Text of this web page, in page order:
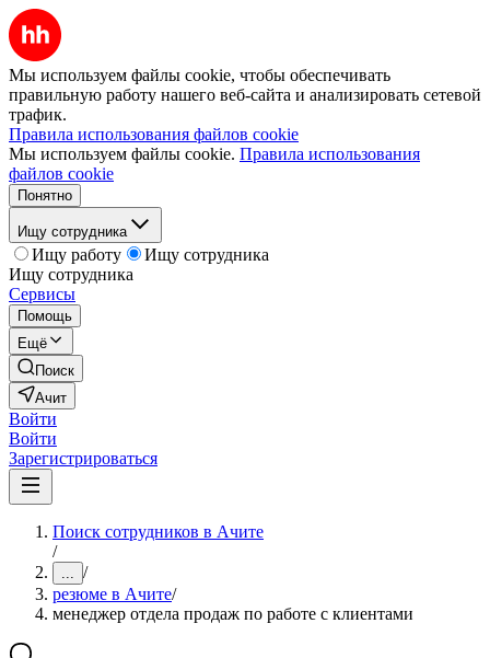
Мы используем файлы cookie, чтобы обеспечивать
правильную работу нашего веб-сайта и анализировать сетевой
трафик.
Правила использования файлов cookie
Мы используем файлы cookie. Правила использования
файлов cookie
Понятно
Ищу сотрудника
Ищу работу
Ищу сотрудника
Ищу сотрудника
Сервисы
Помощь
Ещё
Поиск
Ачит
Войти
Войти
Зарегистрироваться
Поиск сотрудников в Ачите
/
... /
резюме в Ачите/
менеджер отдела продаж по работе с клиентами